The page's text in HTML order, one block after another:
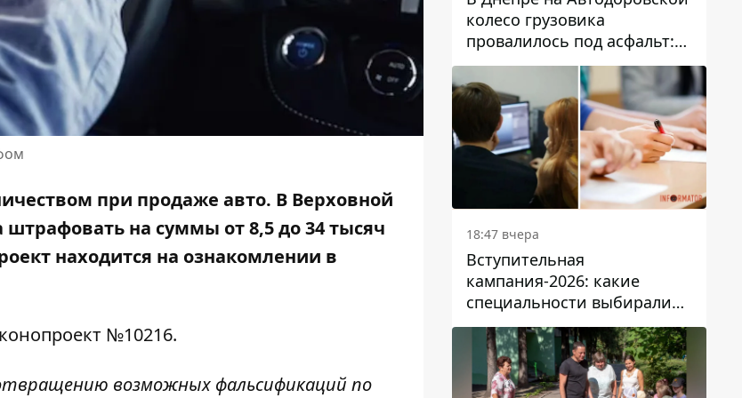
при продаже авто. В Верховной
штрафовать на суммы от 8,5 до 34 тысяч
находится на ознакомлении в
№10216.
возможных фальсификаций по
колесо грузовика
провалилось под асфальт:
движение заблокировано
18:47 вчера
Вступительная
кампания-2026: какие
специальности выбирали
абитуриенты в Украине